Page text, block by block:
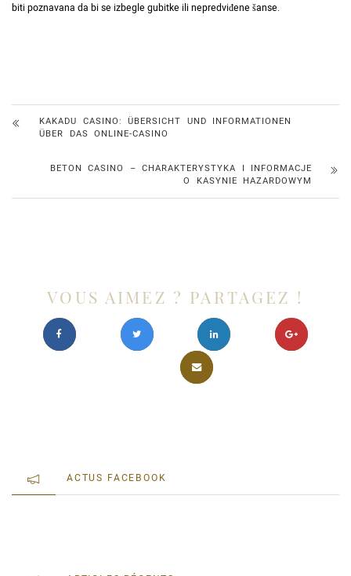
biti poznavana da bi se izbegle gubitke ili nepredviđene šanse.
KAKADU CASINO: ÜBERSICHT UND INFORMATIONEN
ÜBER DAS ONLINE-CASINO
BETON CASINO – CHARAKTERYSTYKA I INFORMACJE
O KASYNIE HAZARDOWYM
VOUS AIMEZ ? PARTAGEZ !
ACTUS FACEBOOK